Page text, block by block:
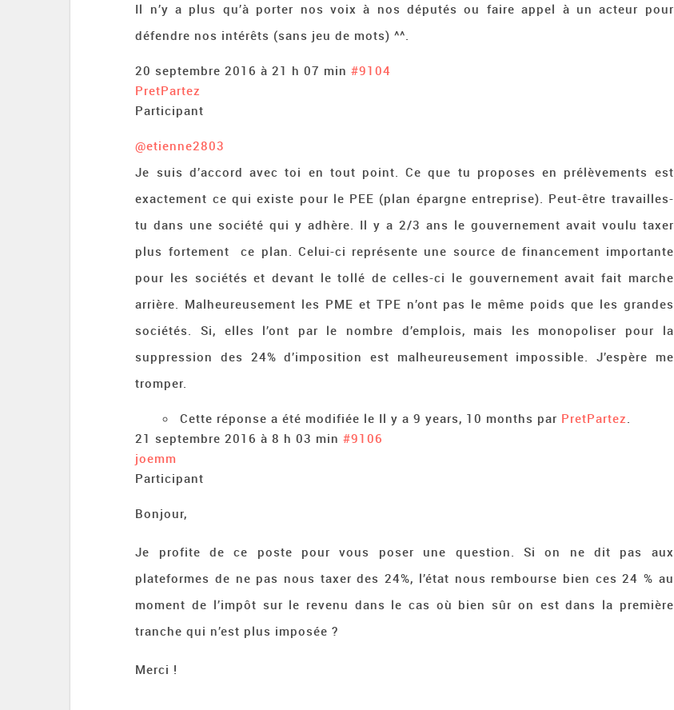
Il n’y a plus qu’à porter nos voix à nos députés ou faire appel à un acteur pour
défendre nos intérêts (sans jeu de mots) ^^.
20 septembre 2016 à 21 h 07 min #9104
PretPartez
Participant
@etienne2803
Je suis d’accord avec toi en tout point. Ce que tu proposes en prélèvements est
exactement ce qui existe pour le PEE (plan épargne entreprise). Peut-être travailles-
tu dans une société qui y adhère. Il y a 2/3 ans le gouvernement avait voulu taxer
plus fortement ce plan. Celui-ci représente une source de financement importante
pour les sociétés et devant le tollé de celles-ci le gouvernement avait fait marche
arrière. Malheureusement les PME et TPE n’ont pas le même poids que les grandes
sociétés. Si, elles l’ont par le nombre d’emplois, mais les monopoliser pour la
suppression des 24% d’imposition est malheureusement impossible. J’espère me
tromper.
Cette réponse a été modifiée le Il y a 9 years, 10 months par PretPartez.
21 septembre 2016 à 8 h 03 min #9106
joemm
Participant
Bonjour,
Je profite de ce poste pour vous poser une question. Si on ne dit pas aux
plateformes de ne pas nous taxer des 24%, l’état nous rembourse bien ces 24 % au
moment de l’impôt sur le revenu dans le cas où bien sûr on est dans la première
tranche qui n’est plus imposée ?
Merci !